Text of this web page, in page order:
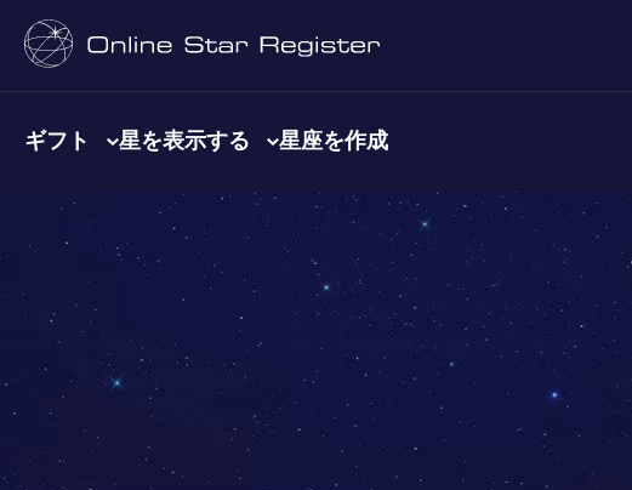
ギフト 星を表示する 星座を作成